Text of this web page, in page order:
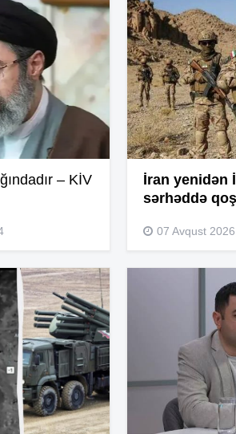
– KİV
İran yenidən
sərhəddə
07 Avqust